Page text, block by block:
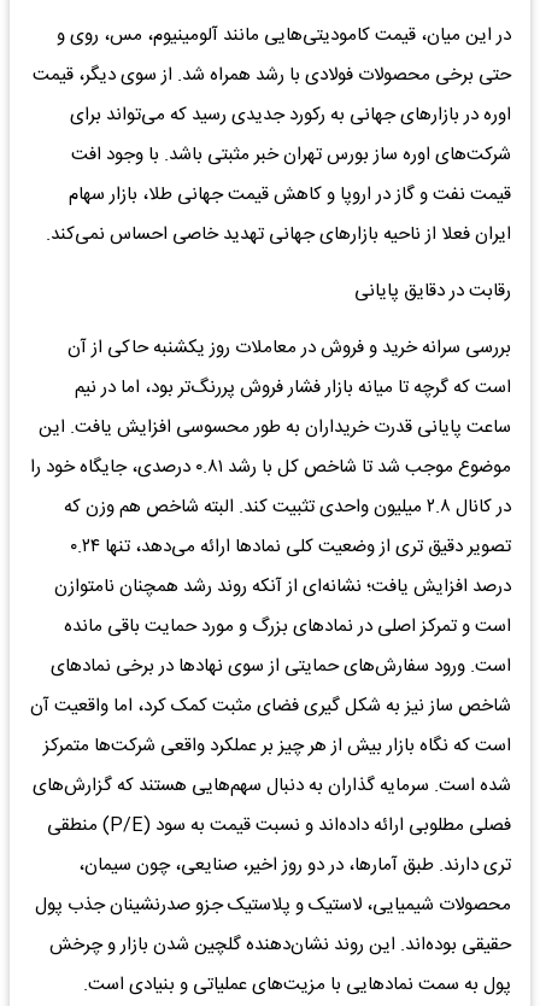
در این میان، قیمت کامودیتی‌هایی مانند آلومینیوم، مس، روی و
حتی برخی محصولات فولادی با رشد همراه شد. از سوی دیگر، قیمت
اوره در بازار‌های جهانی به رکورد جدیدی رسید که می‌تواند برای
شرکت‌های اوره ساز بورس تهران خبر مثبتی باشد. با وجود افت
قیمت نفت و گاز در اروپا و کاهش قیمت جهانی طلا، بازار سهام
ایران فعلا از ناحیه بازار‌های جهانی تهدید خاصی احساس نمی‌کند.
رقابت در دقایق پایانی
بررسی سرانه خرید و فروش در معاملات روز یکشنبه حاکی از آن
است که گرچه تا میانه بازار فشار فروش پررنگ‌تر بود، اما در نیم
ساعت پایانی قدرت خریداران به طور محسوسی افزایش یافت. این
موضوع موجب شد تا شاخص کل با رشد ۰.۸۱ درصدی، جایگاه خود را
در کانال ۲.۸ میلیون واحدی تثبیت کند. البته شاخص هم وزن که
تصویر دقیق تری از وضعیت کلی نماد‌ها ارائه می‌دهد، تنها ۰.۲۴
درصد افزایش یافت؛ نشانه‌ای از آنکه روند رشد همچنان نامتوازن
است و تمرکز اصلی در نماد‌های بزرگ و مورد حمایت باقی مانده
است. ورود سفارش‌های حمایتی از سوی نهاد‌ها در برخی نماد‌های
شاخص ساز نیز به شکل گیری فضای مثبت کمک کرد، اما واقعیت آن
است که نگاه بازار بیش از هر چیز بر عملکرد واقعی شرکت‌ها متمرکز
شده است. سرمایه گذاران به دنبال سهم‌هایی هستند که گزارش‌های
فصلی مطلوبی ارائه داده‌اند و نسبت قیمت به سود (P/E) منطقی
تری دارند. طبق آمارها، در دو روز اخیر، صنایعی، چون سیمان،
محصولات شیمیایی، لاستیک و پلاستیک جزو صدرنشینان جذب پول
حقیقی بوده‌اند. این روند نشان‌دهنده گلچین شدن بازار و چرخش
پول به سمت نماد‌هایی با مزیت‌های عملیاتی و بنیادی است.